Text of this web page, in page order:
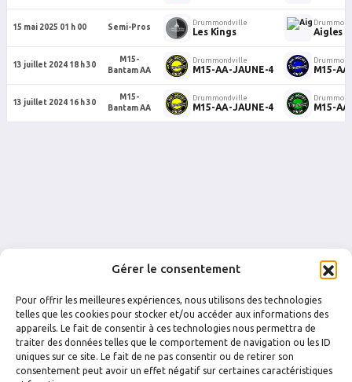
Gérer le consentement
Pour offrir les meilleures expériences, nous utilisons des technologies
telles que les cookies pour stocker et/ou accéder aux informations des
appareils. Le fait de consentir à ces technologies nous permettra de
traiter des données telles que le comportement de navigation ou les ID
uniques sur ce site. Le fait de ne pas consentir ou de retirer son
consentement peut avoir un effet négatif sur certaines caractéristiques
15 mai 2025 01 h 00 Semi-Pros
Drummondville
Les Kings Aigles
13 juillet 2024 18 h 30
M15-
Bantam AA
Drummondville
M15-AA-JAUNE-4 M15-
13 juillet 2024 16 h 30
M15-
Bantam AA
Drummondville
M15-AA-JAUNE-4 M15-
FACEBOOK INSTAGRAM